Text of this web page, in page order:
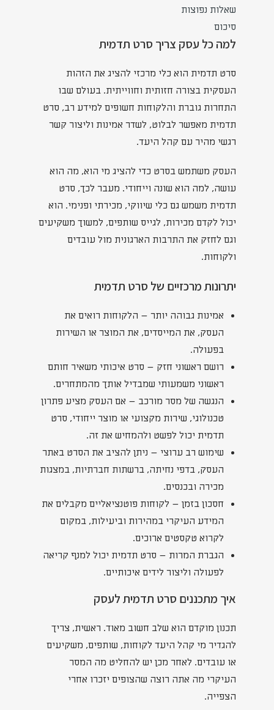
שאלות נפוצות
סיכום
למה כל עסק צריך סרט תדמית
סרט תדמית הוא כלי מרכזי להציג את הזהות
העסקית בצורה חזותית וחווייתית. בעולם שבו
התחרות גוברת והלקוחות חשופים למידע רב, סרט
תדמית מאפשר לבלוט, לשדר אמינות וליצור קשר
רגשי מהיר עם קהל היעד.
העסק משתמש בסרט כדי להציג מי הוא, מה הוא
עושה, למה הוא שונה וייחודי. מעבר לכך, סרט
תדמית משמש גם כלי שיווקי, מכירתי ופנימי. הוא
יכול לקדם מכירות, לגייס שותפים, למשוך משקיעים
וגם לחזק את התרבות הארגונית מול עובדים
ולקוחות.
יתרונות מרכזיים של סרט תדמית
אמינות גבוהה יותר – הלקוחות רואים את
העסק, את המייסדים, את המוצר או השירות
בפעולה.
רושם ראשוני חזק – סרט איכותי משאיר חותם
ראשוני משמעותי שמבדיל אותך מהמתחרים.
הנגשה של מסר מורכב – אם העסק מציע פתרון
טכנולוגי, שירות מקצועי או מוצר ייחודי, סרט
תדמית יכול לפשט ולהמחיש את זה.
שימוש רב ערוצי – ניתן להציב את הסרט באתר
העסק, בדפי נחיתה, ברשתות חברתיות, במצגות
מכירה ובכנסים.
חסכון בזמן – לקוחות פוטנציאליים מקבלים את
המידע העיקרי במהירות וביעילות, במקום
לקרוא טקסטים ארוכים.
הגברת המרות – סרט תדמית יכול למנף קריאה
לפעולה וליצור לידים איכותיים.
איך מתכננים סרט תדמית לעסק
תכנון מוקדם הוא שלב חשוב מאוד. ראשית, צריך
להגדיר מי קהל היעד לקוחות, שותפים, משקיעים
או עובדים. לאחר מכן יש להחליט מה המסר
העיקרי מה אתה רוצה שהצופים יזכרו אחרי
הצפייה.